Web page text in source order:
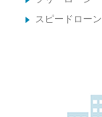
スピードローン